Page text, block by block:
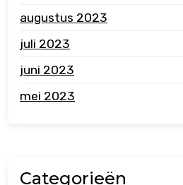
augustus 2023
juli 2023
juni 2023
mei 2023
Categorieën